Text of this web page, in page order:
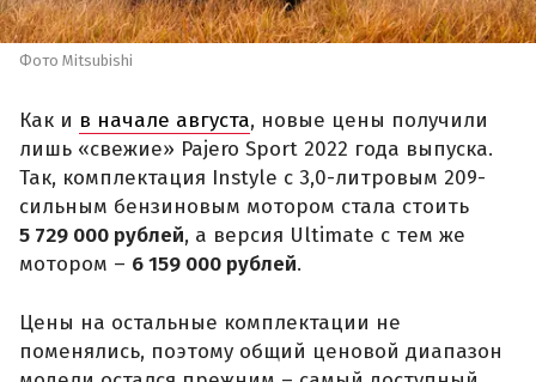
Фото Mitsubishi
Как и в начале августа, новые цены получили
лишь «свежие» Pajero Sport 2022 года выпуска.
Так, комплектация Instyle с 3,0-литровым 209-
сильным бензиновым мотором стала стоить
5 729 000 рублей, а версия Ultimate с тем же
мотором – 6 159 000 рублей.
Цены на остальные комплектации не
поменялись, поэтому общий ценовой диапазон